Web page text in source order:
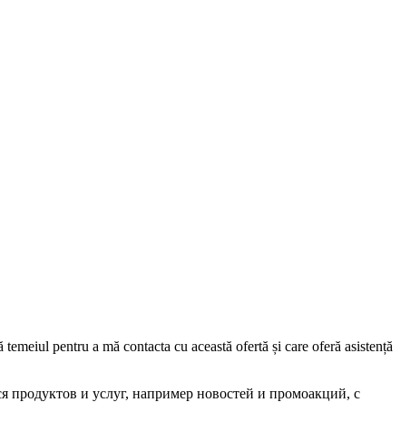
pentru a mă contacta cu această ofertă și care oferă asistență
и услуг, например новостей и промоакций, с